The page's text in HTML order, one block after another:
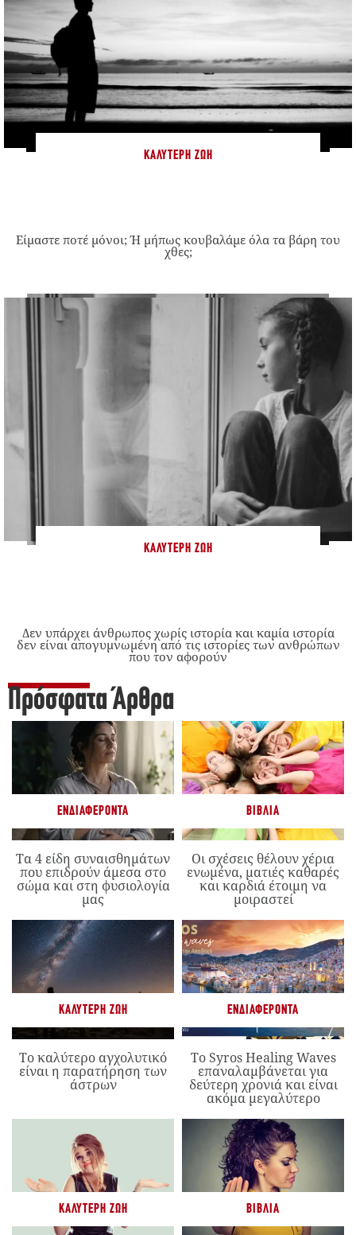
ΚΑΛΎΤΕΡΗ ΖΩΉ
Είμαστε ποτέ μόνοι; Ή μήπως κουβαλάμε όλα τα βάρη του
χθες;
ΚΑΛΎΤΕΡΗ ΖΩΉ
Δεν υπάρχει άνθρωπος χωρίς ιστορία και καμία ιστορία
δεν είναι απογυμνωμένη από τις ιστορίες των ανθρώπων
που τον αφορούν
Πρόσφατα Άρθρα
ΕΝΔΙΑΦΈΡΟΝΤΑ
Τα 4 είδη συναισθημάτων
που επιδρούν άμεσα στο
σώμα και στη φυσιολογία
μας
ΒΙΒΛΊΑ
Οι σχέσεις θέλουν χέρια
ενωμένα, ματιές καθαρές
και καρδιά έτοιμη να
μοιραστεί
ΚΑΛΎΤΕΡΗ ΖΩΉ
Το καλύτερο αγχολυτικό
είναι η παρατήρηση των
άστρων
ΕΝΔΙΑΦΈΡΟΝΤΑ
Το Syros Healing Waves
επαναλαμβάνεται για
δεύτερη χρονιά και είναι
ακόμα μεγαλύτερο
ΚΑΛΎΤΕΡΗ ΖΩΉ ΒΙΒΛΊΑ